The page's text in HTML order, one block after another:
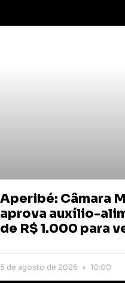
Aperibé: Câmara
aprova auxílio-
de R$ 1.000 para
5 de agosto de 2026 10:00